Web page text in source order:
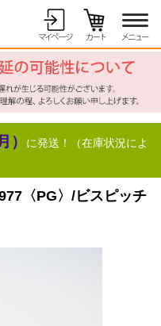
）
に発送！（在庫状況によ
〈PG〉/ビスピッチ